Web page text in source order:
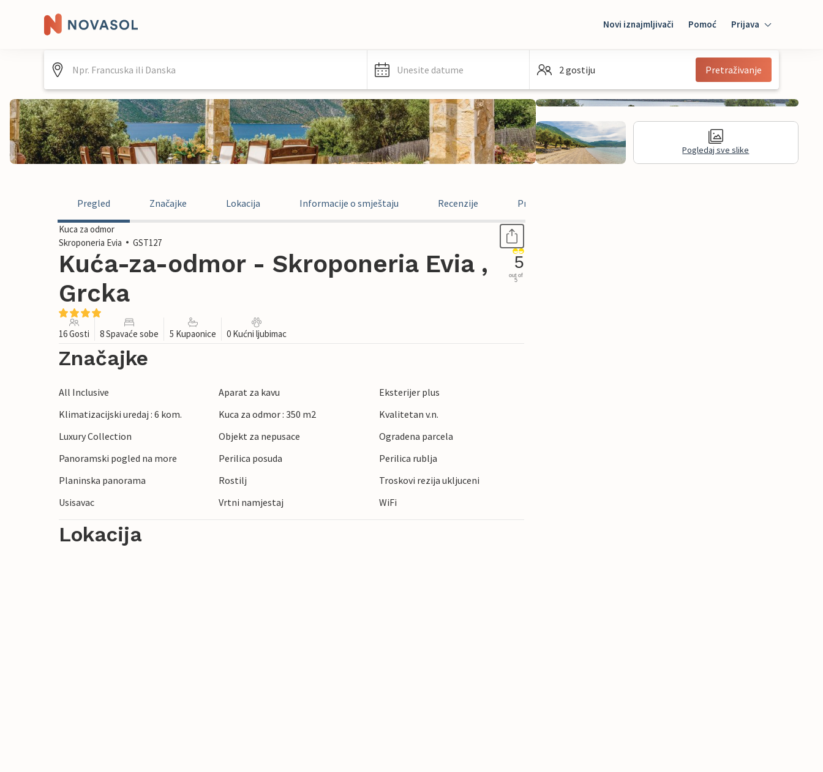
Novi iznajmljivači Pomoć Prijava
Mybooking
Unesite datume 2 gostiju Pretraživanje
Pogledaj sve slike
Pregled Značajke Lokacija Informacije o smještaju Recenzije Pravne informacije
Kuca za odmor
Skroponeria Evia
GST127
Kuća-za-odmor - Skroponeria Evia ,
Grcka
5
out of
5
16 Gosti 8 Spavaće sobe 5 Kupaonice 0 Kućni ljubimac
Značajke
All Inclusive Aparat za kavu
Eksterijer plus
Klimatizacijski uredaj : 6 kom.
Kuca za odmor : 350 m2
Kvalitetan v.n.
Luxury Collection
Objekt za nepusace
Ogradena parcela
Panoramski pogled na more
Perilica posuda
Perilica rublja
Planinska panorama
Rostilj
Troskovi rezija ukljuceni
Usisavac
Vrtni namjestaj WiFi
Lokacija